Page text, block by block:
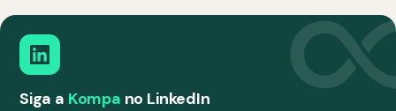
Siga a Kompa no LinkedIn